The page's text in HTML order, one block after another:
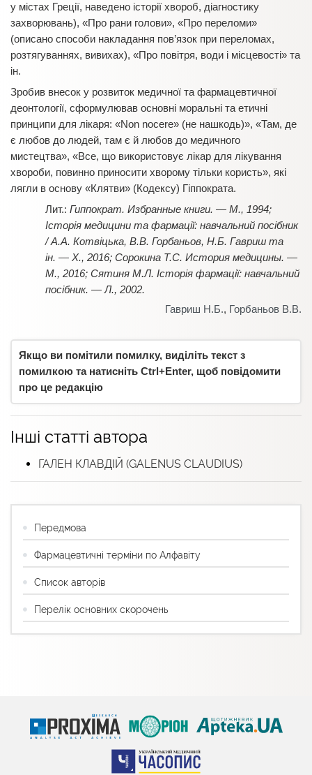
у містах Греції, наведено історії хвороб, діагностику
захворювань), «Про рани голови», «Про переломи»
(описано способи накладання пов’язок при переломах,
розтягуваннях, вивихах), «Про повітря, води і місцевості» та
ін.
Зробив внесок у розвиток медичної та фармацевтичної
деонтології, сформулював основні моральні та етичні
принципи для лікаря: «Non nocere» (не нашкодь)», «Там, де
є любов до людей, там є й любов до медичного
мистецтва», «Все, що використовує лікар для лікування
хвороби, повинно приносити хворому тільки користь», які
лягли в основу «Клятви» (Кодексу) Гіппократа.
Гиппократ. Избранные книги. — М., 1994;
Історія медицини та фармації: навчальний посібник
/ А.А. Котвіцька, В.В. Горбаньов, Н.Б. Гавриш та
ін. — Х., 2016; Сорокина Т.С. История медицины. —
М., 2016; Сятиня М.Л. Історія фармації: навчальний
посібник. — Л., 2002.
Гавриш Н.Б., Горбаньов В.В.
Якщо ви помітили помилку, виділіть текст з
помилкою та натисніть Ctrl+Enter, щоб повідомити
про це редакцію
Інші статті автора
ГАЛЕН КЛАВДІЙ (GALENUS CLAUDIUS)
Передмова
Фармацевтичні терміни по Алфавіту
Список авторів
Перелік основних скорочень